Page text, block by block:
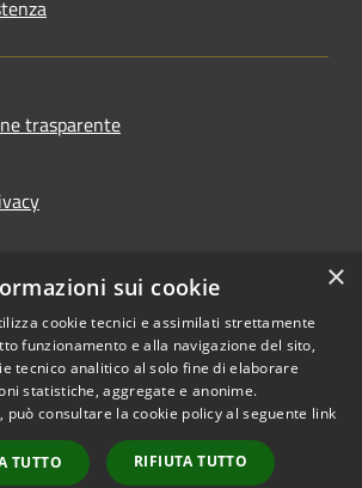
trasparente
accessibilità
Copyright © 2026 • Comune di
Caronno Pertusella • Powered
byMunicipium
Accesso
×
sui cookie
cookie tecnici e assimilati strettamente
funzionamento e alla navigazione del sito,
tecnico analitico al solo fine di elaborare
statistiche, aggregate e anonime.
può consultare la cookie policy al seguente link
TUTTO RIFIUTA TUTTO